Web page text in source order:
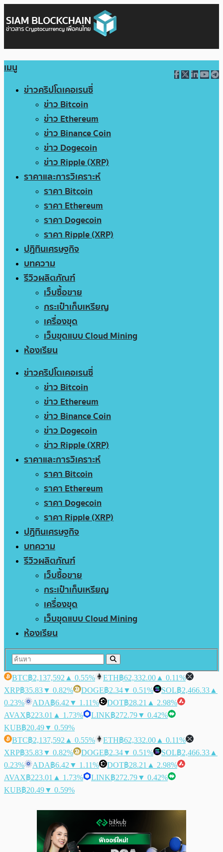
เมนู
ข่าวคริปโตเคอเรนซี่
ข่าว Bitcoin
ข่าว Ethereum
ข่าว Binance Coin
ข่าว Dogecoin
ข่าว Ripple (XRP)
ราคาและการวิเคราะห์
ราคา Bitcoin
ราคา Ethereum
ราคา Dogecoin
ราคา Ripple (XRP)
ปฏิทินเศรษฐกิจ
บทความ
รีวิวผลิตภัณฑ์
เว็บซื้อขาย
กระเป๋าเก็บเหรียญ
เครื่องขุด
เว็บขุดแบบ Cloud Mining
ห้องเรียน
ข่าวคริปโตเคอเรนซี่
ข่าว Bitcoin
ข่าว Ethereum
ข่าว Binance Coin
ข่าว Dogecoin
ข่าว Ripple (XRP)
ราคาและการวิเคราะห์
ราคา Bitcoin
ราคา Ethereum
ราคา Dogecoin
ราคา Ripple (XRP)
ปฏิทินเศรษฐกิจ
บทความ
รีวิวผลิตภัณฑ์
เว็บซื้อขาย
กระเป๋าเก็บเหรียญ
เครื่องขุด
เว็บขุดแบบ Cloud Mining
ห้องเรียน
BTC฿2,137,592 ▲ 0.55% ETH฿62,332.00 ▲ 0.11%
XRP฿35.83▼ 0.82% DOGE฿2.34▼ 0.51% SOL฿2,466.33 ▲
0.23%
ADA฿6.42 ▼ 1.11% DOT฿28.21 ▲ 2.98%
AVAX฿223.01 ▲ 1.73% LINK฿272.79▼ 0.42%
KUB฿20.49▼ 0.59%
BTC฿2,137,592 ▲ 0.55% ETH฿62,332.00 ▲ 0.11%
XRP฿35.83▼ 0.82% DOGE฿2.34▼ 0.51% SOL฿2,466.33 ▲
0.23%
ADA฿6.42 ▼ 1.11% DOT฿28.21 ▲ 2.98%
AVAX฿223.01 ▲ 1.73% LINK฿272.79▼ 0.42%
KUB฿20.49▼ 0.59%